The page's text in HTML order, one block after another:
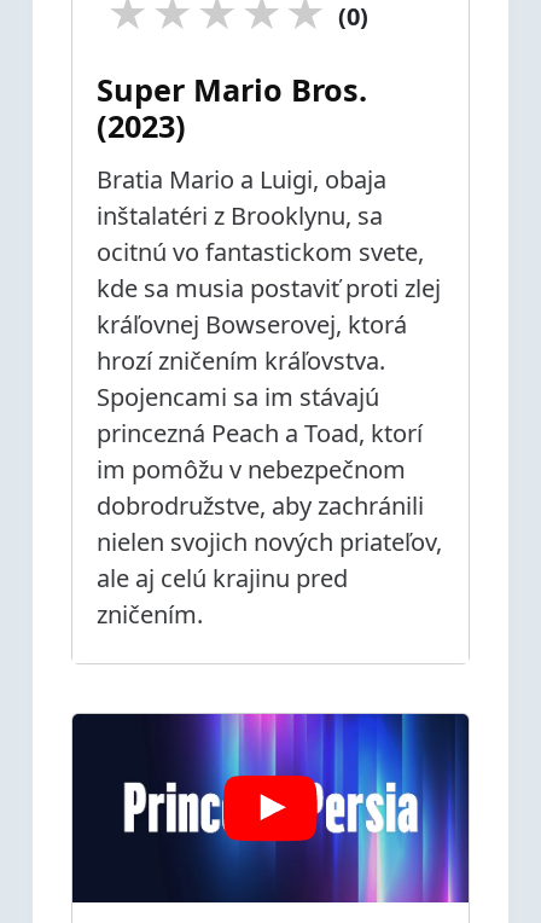
★
★
★
★
★ (0)
Super Mario Bros.
(2023)
Bratia Mario a Luigi, obaja
inštalatéri z Brooklynu, sa
ocitnú vo fantastickom svete,
kde sa musia postaviť proti zlej
kráľovnej Bowserovej, ktorá
hrozí zničením kráľovstva.
Spojencami sa im stávajú
princezná Peach a Toad, ktorí
im pomôžu v nebezpečnom
dobrodružstve, aby zachránili
nielen svojich nových priateľov,
ale aj celú krajinu pred
zničením.